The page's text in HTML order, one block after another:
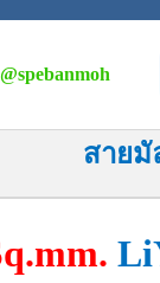
@spebanmoh
สายมั